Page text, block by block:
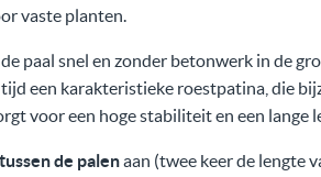
vaste planten.
paal snel en zonder betonwerk in de
een karakteristieke roestpatina, die
voor een hoge stabiliteit en een lange
tussen de palenaan (twee keer de lengte